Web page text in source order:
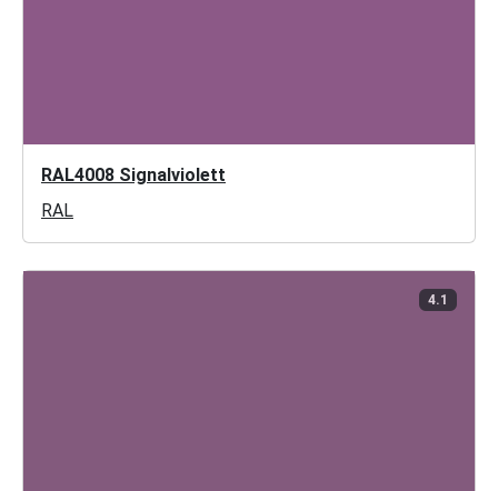
RAL4008 Signalviolett
RAL
4.1